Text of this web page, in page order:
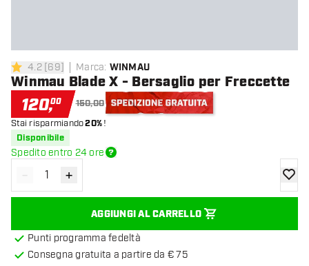
4.2 stelle di valutazione
4.2[69] Marca: WINMAU
Winmau Blade X - Bersaglio per Freccette
120,00 150,00
Spedizione gratuita
Stai risparmiando20%!
Disponibile
Spedito entro 24 ore
Diminuisci quantità
- Aumenta quantità
+
AGGIUNGI AL CARRELLO
Punti programma fedeltà
Consegna gratuita a partire da € 75